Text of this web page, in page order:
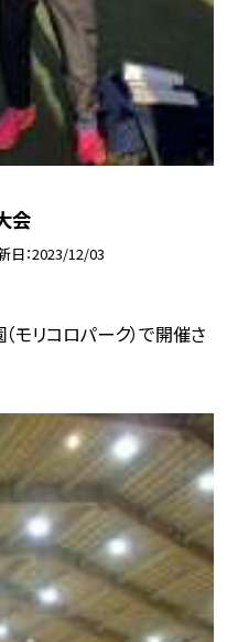
会
日 2023/12/03
モリコロパーク）で開催さ